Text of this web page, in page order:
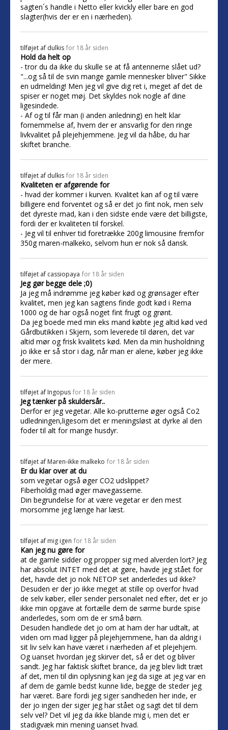
sagten´s handle i Netto eller kvickly eller bare en god
slagter(hvis der er en i nærheden).
tilføjet af dulkis for 18 år siden
Hold da helt op
- tror du da ikke du skulle se at få antennerne slået ud?
"...og så til de svin mange gamle mennesker bliver" Sikke
en udmelding! Men jeg vil give dig ret i, meget af det de
spiser er noget møj. Det skyldes nok nogle af dine
ligesindede.
- Af og til får man (i anden anledning) en helt klar
fornemmelse af, hvem der er ansvarlig for den ringe
livkvalitet på plejehjemmene. Jeg vil da håbe, du har
skiftet branche.
tilføjet af dulkis for 18 år siden
Kvaliteten er afgørende for
- hvad der kommer i kurven. Kvalitet kan af og til være
billigere end forventet og så er det jo fint nok, men selv
det dyreste mad, kan i den sidste ende være det billigste,
fordi der er kvaliteten til forskel.
- Jeg vil til enhver tid foretrække 200g limousine fremfor
350g maren-malkeko, selvom hun er nok så dansk.
tilføjet af cassiopaya for 18 år siden
Jeg gør begge dele ;0)
Ja jeg må indrømme jeg køber kød og grønsager efter
kvalitet, men jeg kan sagtens finde godt kød i Rema
1000 og de har også noget fint frugt og grønt.
Da jeg boede med min eks mand købte jeg altid kød ved
Gårdbutikken i Skjern, som leverede til døren, det var
altid mør og frisk kvalitets kød. Men da min husholdning
jo ikke er så stor i dag, når man er alene, køber jeg ikke
der mere.
tilføjet af Ingopus for 18 år siden
Jeg tænker på skuldersår..
Derfor er jeg vegetar. Alle ko-prutterne øger også Co2
udledningen,ligesom det er meningsløst at dyrke al den
foder til alt for mange husdyr.
tilføjet af Maren-ikke malkeko for 18 år siden
Er du klar over at du
som vegetar også øger CO2 udslippet?
Fiberholdig mad øger mavegasserne.
Din begrundelse for at være vegetar er den mest
morsomme jeg længe har læst.
tilføjet af mig igen for 18 år siden
Kan jeg nu gøre for
at de gamle sidder og propper sig med alverden lort? Jeg
har absolut INTET med det at gøre, havde jeg stået for
det, havde det jo nok NETOP set anderledes ud ikke?
Desuden er der jo ikke meget at stille op overfor hvad
de selv køber, eller sender personalet ned efter, det er jo
ikke min opgave at fortælle dem de sørme burde spise
anderledes, som om de er små børn.
Desuden handlede det jo om at ham der har udtalt, at
viden om mad ligger på plejehjemmene, han da aldrig i
sit liv selv kan have været i nærheden af et plejehjem.
Og uanset hvordan jeg skirver det, så er det og bliver
sandt. Jeg har faktisk skiftet brance, da jeg blev lidt træt
af det, men til din oplysning kan jeg da sige at jeg var en
af dem de gamle bedst kunne lide, begge de steder jeg
har været. Bare fordi jeg siger sandheden her inde, er
der jo ingen der siger jeg har stået og sagt det til dem
selv vel? Det vil jeg da ikke blande mig i, men det er
stadigvæk min mening uanset hvad.